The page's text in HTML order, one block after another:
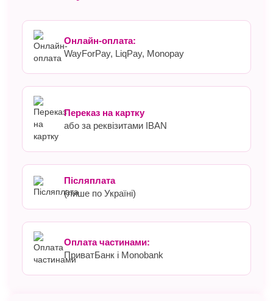
Онлайн-оплата:
WayForPay, LiqPay, Monopay
Переказ на картку
або за реквізитами IBAN
Післяплата
(лише по Україні)
Оплата частинами:
ПриватБанк і Monobank